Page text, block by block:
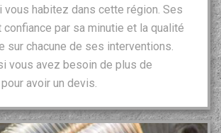
vous habitez dans cette région. Ses
par sa minutie et la qualité
sur chacune de ses interventions.
vous avez besoin de plus de
avoir un devis.